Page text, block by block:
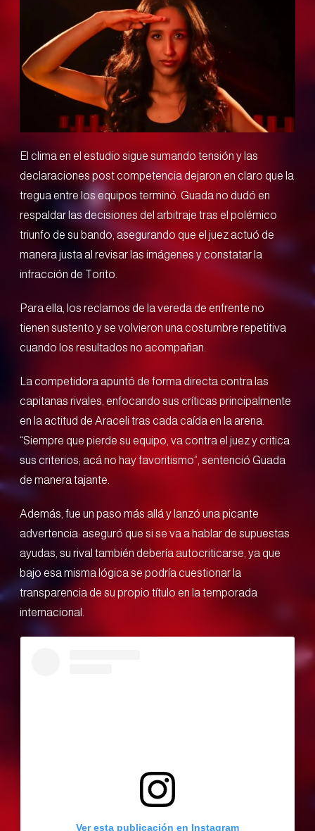
El clima en el estudio sigue sumando tensión y las
declaraciones post competencia dejaron en claro que la
tregua entre los equipos terminó. Guada no dudó en
respaldar las decisiones del arbitraje tras el polémico
triunfo de su bando, asegurando que el juez actuó de
manera justa al revisar las imágenes y constatar la
infracción de Torito.
Para ella, los reclamos de la vereda de enfrente no
tienen sustento y se volvieron una costumbre repetitiva
cuando los resultados no acompañan.
La competidora apuntó de forma directa contra las
capitanas rivales, enfocando sus críticas principalmente
en la actitud de Araceli tras cada caída en la arena.
“Siempre que pierde su equipo, va contra el juez y critica
sus criterios; acá no hay favoritismo”, sentenció Guada
de manera tajante.
Además, fue un paso más allá y lanzó una picante
advertencia: aseguró que si se va a hablar de supuestas
ayudas, su rival también debería autocriticarse, ya que
bajo esa misma lógica se podría cuestionar la
transparencia de su propio título en la temporada
internacional.
Ver esta publicación en Instagram